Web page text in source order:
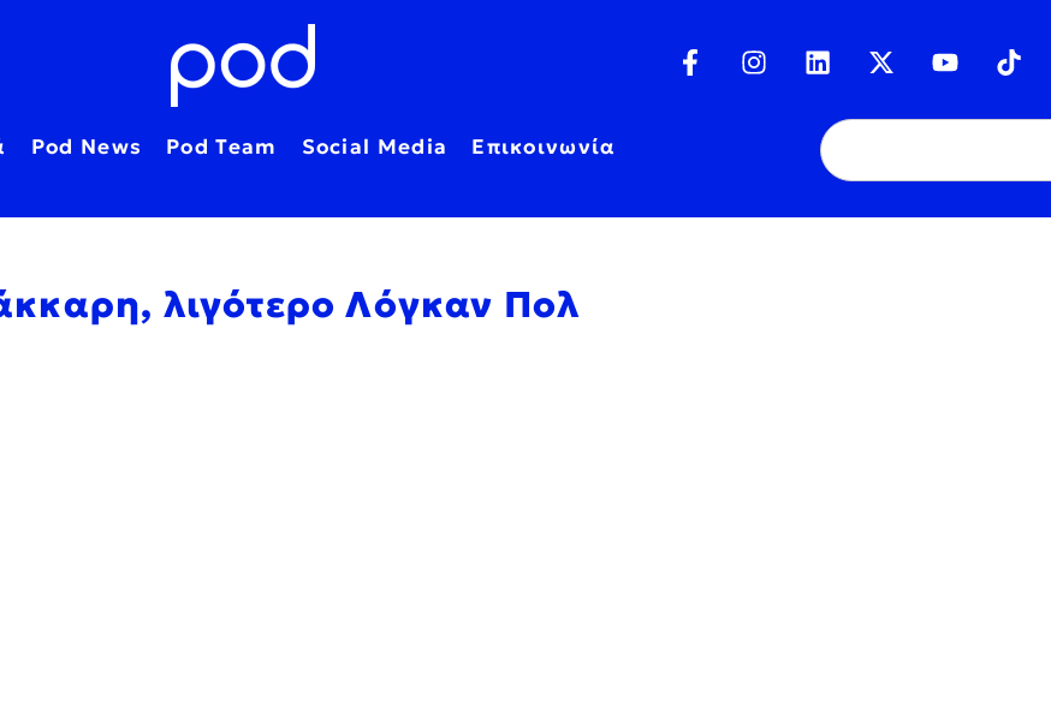
Pod News Pod Team Social Media Επικοινωνία
λιγότερο Λόγκαν Πολ